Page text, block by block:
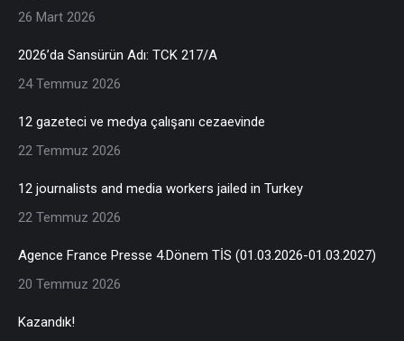
26 Mart 2026
2026’da Sansürün Adı: TCK 217/A
24 Temmuz 2026
12 gazeteci ve medya çalışanı cezaevinde
22 Temmuz 2026
12 journalists and media workers jailed in Turkey
22 Temmuz 2026
Agence France Presse 4.Dönem TİS (01.03.2026-01.03.2027)
20 Temmuz 2026
Kazandık!